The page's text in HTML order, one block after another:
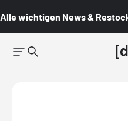
Alle wichtigen News &